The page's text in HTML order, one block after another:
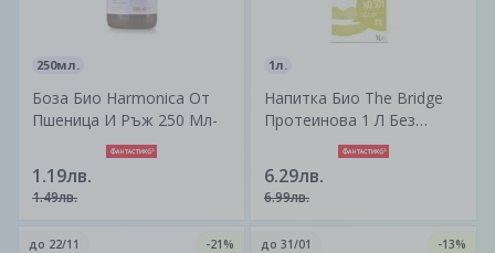
250мл.
Боза Био Harmonica От
Пшеница И Ръж 250 Мл-
1.19лв.
1.49лв.
1л.
Напитка Био The Bridge
Протеинова 1 Л Без
6.29лв.
6.99лв.
до 22/11
-21%
до 31/01
-13%